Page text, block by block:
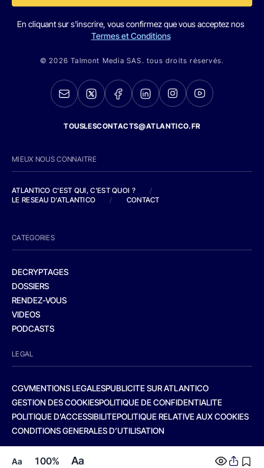
Aa 100% Aa
En cliquant sur s'inscrire, vous confirmez que vous acceptez nos
Termes et Conditions
© 2026 Talmont Media SAS. tous droits réservés.
TOUSLESCONTACTS@ATLANTICO.FR
MIEUX NOUS CONNAITRE
ATLANTICO C'EST QUI, C'EST QUOI ?
/
LE RESEAU D'ATLANTICO
/ CONTACT
CATEGORIES
DECRYPTAGES
DOSSIERS
RENDEZ-VOUS
VIDEOS
PODCASTS
LEGAL
CGVMENTIONS LEGALESPUBLICITE SUR ATLANTICO
GESTION DES COOKIESPOLITIQUE DE CONFIDENTIALITE
POLITIQUE D’ACCESSIBILITEPOLITIQUE RELATIVE AUX COOKIES
CONDITIONS GENERALES D’UTILISATION